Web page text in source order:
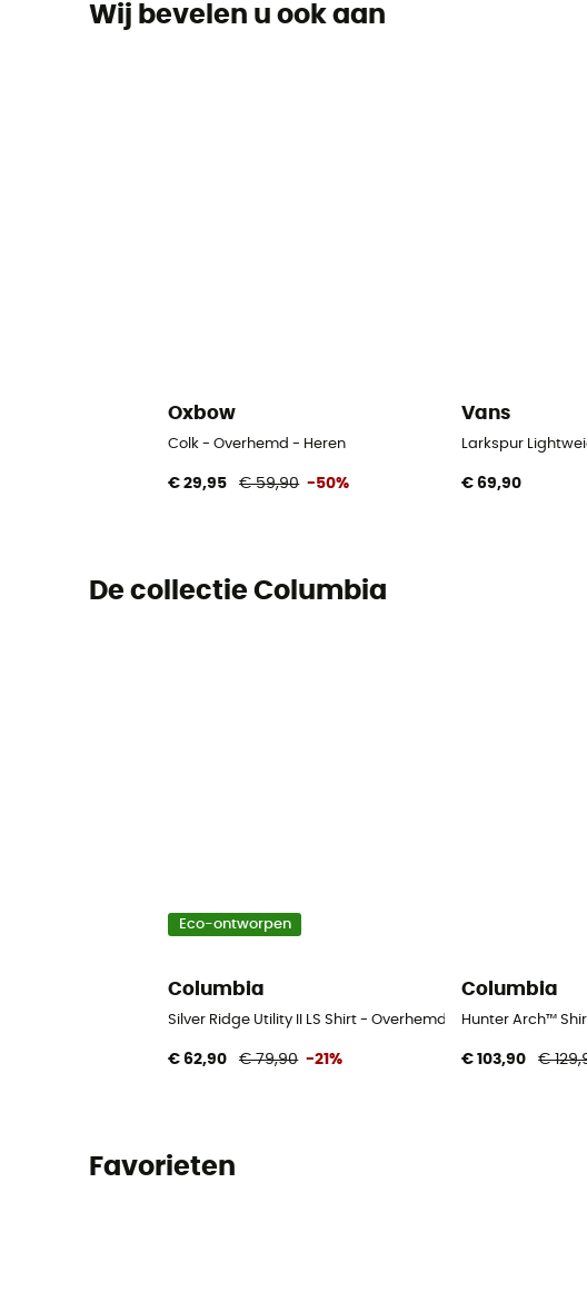
Wij bevelen u ook aan
Oxbow
Colk - Overhemd - Heren
€ 29,95 € 59,90 -50%
Vans
Larkspur
€ 69,90
De collectie Columbia
Eco-ontworpen
Columbia
Silver Ridge Utility II LS Shirt - Overhemd - Heren
€ 62,90 € 79,90 -21%
Columbia
Hunter Arch™
€ 103,90 €
Favorieten